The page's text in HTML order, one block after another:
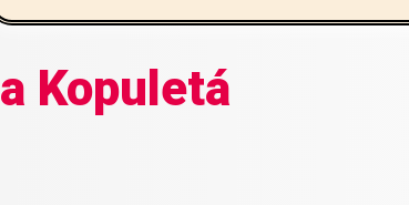
Kopuletá